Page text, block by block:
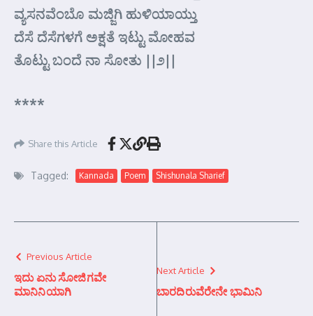
ವ್ಯಸನವೆಂಬೊ ಮಜ್ಜಿಗಿ ಹುಳಿಯಾಯ್ತು
ದೆಸೆ ದೆಸೆಗಳಗೆ ಅಕ್ಷತೆ ಇಟ್ಟು ಮೋಹವ
ತೊಟ್ಟು ಬಂದೆ ನಾ ಸೋತು ||೨||
****
Share this Article
Tagged: Kannada Poem Shishunala Sharief
Previous Article
ಇದು ಏನು ಸೋಜಿಗವೇ
ಮಾನಿನಿಯಾಗಿ
Next Article
ಬಾರದಿರುವೆರೇನೇ ಭಾಮಿನಿ